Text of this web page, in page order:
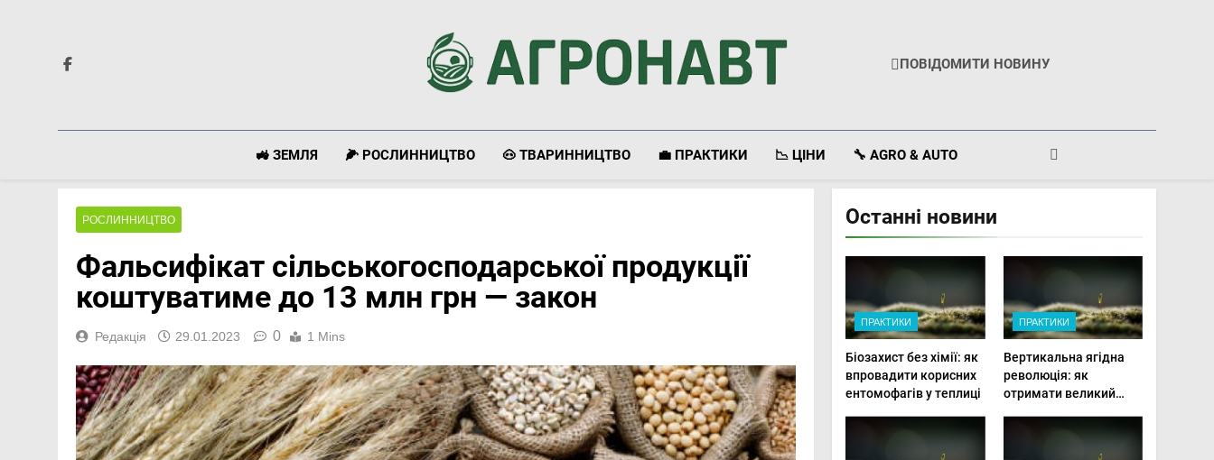
Агронавт
ПОВІДОМИТИ НОВИНУ
🚜 ЗЕМЛЯ 🌽 РОСЛИННИЦТВО 🐽 ТВАРИННИЦТВО 💼 ПРАКТИКИ 📉 ЦІНИ 🔧 AGRO & AUTO
РОСЛИННИЦТВО
Фальсифікат сільськогосподарської продукції
коштуватиме до 13 млн грн — закон
Редакція 29.01.2023 0 1 Mins
Останні новини
ПРАКТИКИ
Біозахист без хімії: як
впровадити корисних
ентомофагів у теплиці
ПРАКТИКИ
Вертикальна ягідна
революція: як
отримати великий
мінімальній площі